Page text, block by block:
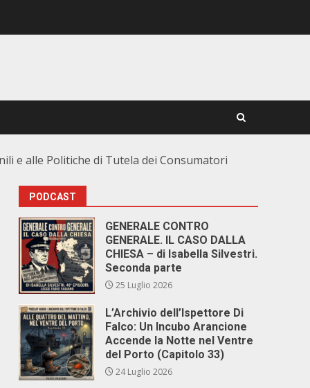
e alle Politiche di Tutela dei Consumatori
PODCAST
GENERALE CONTRO
GENERALE. IL CASO DALLA
CHIESA – di Isabella Silvestri.
Seconda parte
25 Luglio 2026
L’Archivio dell’Ispettore Di
Falco: Un Incubo Arancione
Accende la Notte nel Ventre
del Porto (Capitolo 33)
24 Luglio 2026